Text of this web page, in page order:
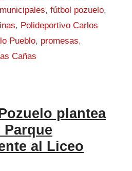
, fútbol pozuelo,
, Polideportivo Carlos
Pueblo, promesas,
Cañas
plantea
al Liceo